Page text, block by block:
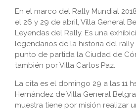
En el marco del Rally Mundial
el 26 y 29 de abril, Villa General
Leyendas del Rally. Es una
legendarios de la historia del
punto de partida la Ciudad de
también por Villa Carlos Paz.
La cita es el domingo 29 a las 11
Hernández de Villa General
muestra tiene por misión realizar